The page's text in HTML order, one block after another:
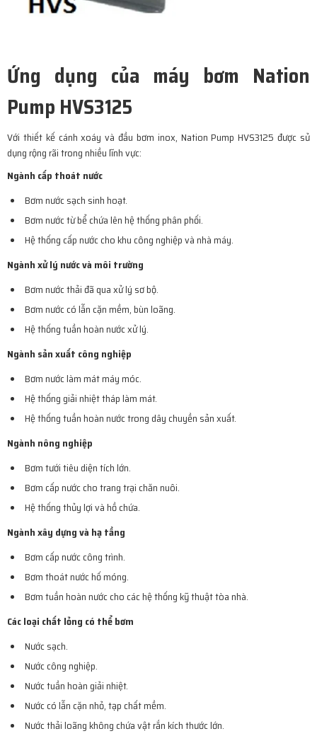
Ứng dụng của máy bơm Nation
Pump HVS3125
Với thiết kế cánh xoáy và đầu bơm inox, Nation Pump HVS3125 được sử
dụng rộng rãi trong nhiều lĩnh vực:
Ngành cấp thoát nước
Bơm nước sạch sinh hoạt.
Bơm nước từ bể chứa lên hệ thống phân phối.
Hệ thống cấp nước cho khu công nghiệp và nhà máy.
Ngành xử lý nước và môi trường
Bơm nước thải đã qua xử lý sơ bộ.
Bơm nước có lẫn cặn mềm, bùn loãng.
Hệ thống tuần hoàn nước xử lý.
Ngành sản xuất công nghiệp
Bơm nước làm mát máy móc.
Hệ thống giải nhiệt tháp làm mát.
Hệ thống tuần hoàn nước trong dây chuyền sản xuất.
Ngành nông nghiệp
Bơm tưới tiêu diện tích lớn.
Bơm cấp nước cho trang trại chăn nuôi.
Hệ thống thủy lợi và hồ chứa.
Ngành xây dựng và hạ tầng
Bơm cấp nước công trình.
Bơm thoát nước hố móng.
Bơm tuần hoàn nước cho các hệ thống kỹ thuật tòa nhà.
Các loại chất lỏng có thể bơm
Nước sạch.
Nước công nghiệp.
Nước tuần hoàn giải nhiệt.
Nước có lẫn cặn nhỏ, tạp chất mềm.
Nước thải loãng không chứa vật rắn kích thước lớn.